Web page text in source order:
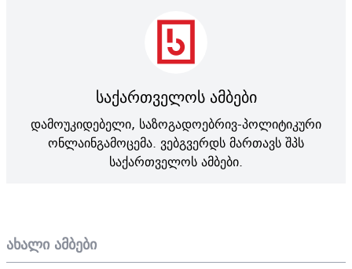
ახალი ამბები
საქართველოს ამბები
დამოუკიდებელი, საზოგადოებრივ-პოლიტიკური
ონლაინგამოცემა. ვებგვერდს მართავს შპს
საქართველოს ამბები.